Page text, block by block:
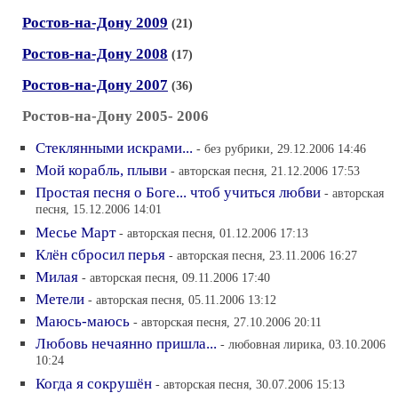
Ростов-на-Дону 2009 (21)
Ростов-на-Дону 2008 (17)
Ростов-на-Дону 2007 (36)
Ростов-на-Дону 2005- 2006
Стеклянными искрами... - без рубрики, 29.12.2006 14:46
Мой корабль, плыви - авторская песня, 21.12.2006 17:53
Простая песня о Боге... чтоб учиться любви - авторская
песня, 15.12.2006 14:01
Месье Март - авторская песня, 01.12.2006 17:13
Клён сбросил перья - авторская песня, 23.11.2006 16:27
Милая - авторская песня, 09.11.2006 17:40
Метели - авторская песня, 05.11.2006 13:12
Маюсь-маюсь - авторская песня, 27.10.2006 20:11
Любовь нечаянно пришла... - любовная лирика, 03.10.2006
10:24
Когда я сокрушён - авторская песня, 30.07.2006 15:13